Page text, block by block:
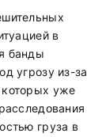
в
банды
угрозу из-за
уже
груза в